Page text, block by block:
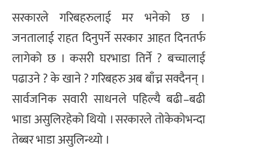
सरकारले गरिबहरुलाई मर भनेको छ ।
जनतालाई राहत दिनुपर्ने सरकार आहत दिनतर्फ
लागेको छ । कसरी घरभाडा तिर्ने ? बच्चालाई
पढाउने ? के खाने ? गरिबहरु अब बाँच्न सक्दैनन् ।
सार्वजनिक सवारी साधनले पहिल्यै बढी–बढी
भाडा असुलिरहेको थियो । सरकारले तोकेकोभन्दा
तेब्बर भाडा असुलिन्थ्यो ।